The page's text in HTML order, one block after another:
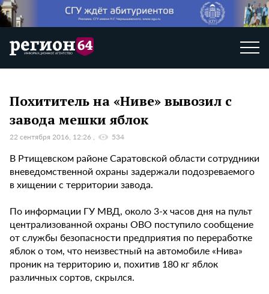
Похититель на «Ниве» вывозил с
завода мешки яблок
22 сентября 2016, 12:26 534
В Ртищевском районе Саратовской области сотрудники
вневедомственной охраны задержали подозреваемого
в хищении с территории завода.
По информации ГУ МВД, около 3-х часов дня на пульт
централизованной охраны ОВО поступило сообщение
от службы безопасности предприятия по переработке
яблок о том, что неизвестный на автомобиле «Нива»
проник на территорию и, похитив 180 кг яблок
различных сортов, скрылся.